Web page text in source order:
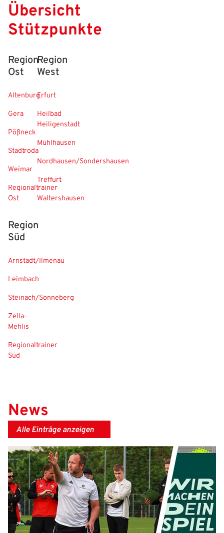
Übersicht
Stützpunkte
Region
Ost
Altenburg
Gera
Pößneck
Stadtroda
Weimar
Regionaltrainer
Ost
Region
Süd
Arnstadt/Ilmenau
Leimbach
Steinach/Sonneberg
Zella-
Mehlis
Regionaltrainer
Süd
Region
West
Erfurt
Heilbad
Heiligenstadt
Mühlhausen
Nordhausen/Sondershausen
Treffurt
Waltershausen
News
Alle Einträge anzeigen
Aktuelle Seite als Lesezeichen speichern
Benutzername:
Passwort: